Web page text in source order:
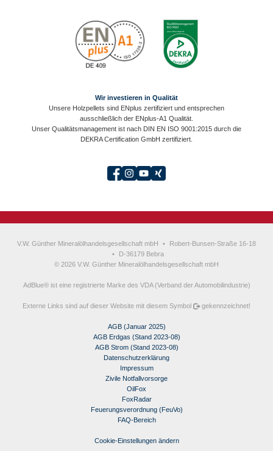
Wir investieren in Qualität
Unsere Holzpellets sind ENplus zertifiziert und entsprechen
ausschließlich der ENplus-A1 Qualität.
Unser Qualitätsmanagement ist nach DIN EN ISO 9001:2015 durch die
DEKRA Certification GmbH zertifiziert.
V.W. Günther Mineralölhandelsgesellschaft mbH •
Robert-Bunsen-Straße 16-18
•
D-36179 Bebra
© 2026 V.W. Günther Mineralölhandelsgesellschaft mbH
AdBlue® ist eine registrierte Marke des VDA (Verband der Automobilindustrie)
Externe Links sind auf dieser Website mit diesem Symbol gekennzeichnet!
AGB (Januar 2025)
AGB Erdgas (Stand 2023-08)
AGB Strom (Stand 2023-08)
Datenschutzerklärung
Impressum
Zivile Notfallvorsorge
OilFox
FoxRadar
Feuerungsverordnung (FeuVo)
FAQ-Bereich
Cookie-Einstellungen ändern